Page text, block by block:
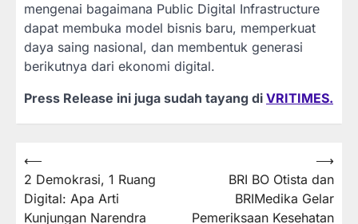
mengenai bagaimana Public Digital Infrastructure
dapat membuka model bisnis baru, memperkuat
daya saing nasional, dan membentuk generasi
berikutnya dari ekonomi digital.
Press Release ini juga sudah tayang di VRITIMES.
Post
navigation
⟵
2 Demokrasi, 1 Ruang
Digital: Apa Arti
Kunjungan Narendra
BRI BO Otista dan
BRIMedika Gelar
Pemeriksaan Kesehatan
⟶